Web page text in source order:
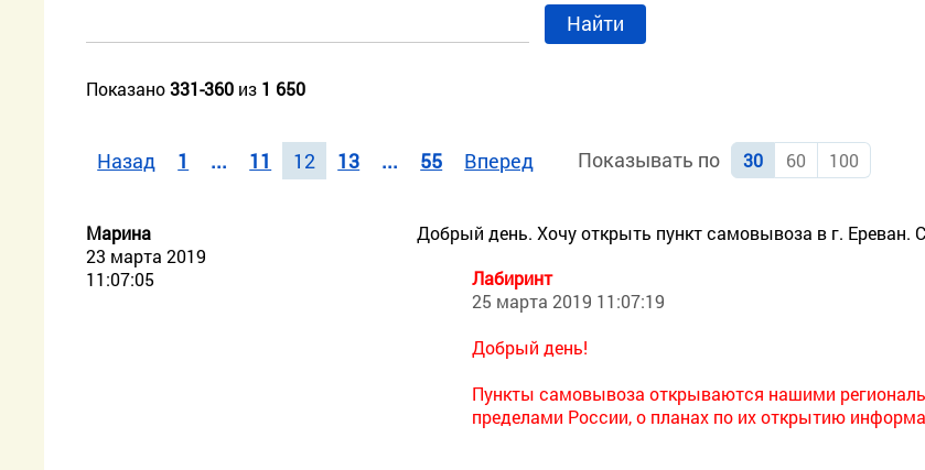
Найти
Показано331-360 из 1 650
Назад 1 ... 11 12 13 ... 55 Вперед Показывать по 30 60 100
Марина
23 марта 2019
11:07:05
Добрый день. Хочу открыть пункт самовывоза в г. Ереван.
Лабиринт
25 марта 2019 11:07:19
Добрый день!
Пункты самовывоза открываются нашими
пределами России, о планах по их открытию